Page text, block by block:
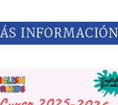
INFORMACIÓN